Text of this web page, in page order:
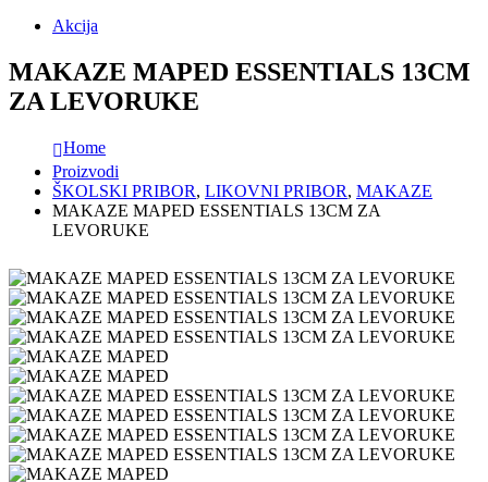
Akcija
MAKAZE MAPED ESSENTIALS 13CM
ZA LEVORUKE
Home
Proizvodi
ŠKOLSKI PRIBOR, LIKOVNI PRIBOR, MAKAZE
MAKAZE MAPED ESSENTIALS 13CM ZA
LEVORUKE